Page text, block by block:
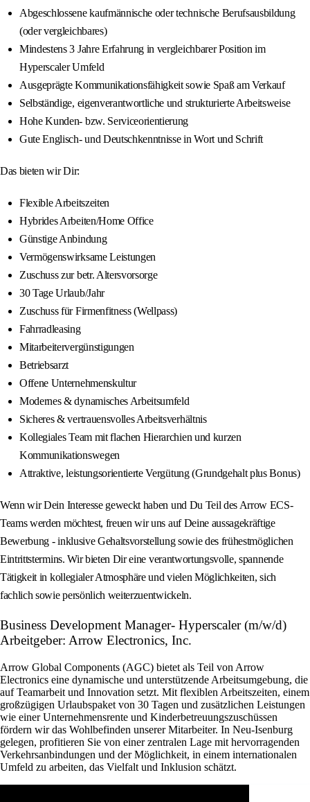
Abgeschlossene kaufmännische oder technische Berufsausbildung
(oder vergleichbares)
Mindestens 3 Jahre Erfahrung in vergleichbarer Position im
Hyperscaler Umfeld
Ausgeprägte Kommunikationsfähigkeit sowie Spaß am Verkauf
Selbständige, eigenverantwortliche und strukturierte Arbeitsweise
Hohe Kunden- bzw. Serviceorientierung
Gute Englisch- und Deutschkenntnisse in Wort und Schrift
Das bieten wir Dir:
Flexible Arbeitszeiten
Hybrides Arbeiten/Home Office
Günstige Anbindung
Vermögenswirksame Leistungen
Zuschuss zur betr. Altersvorsorge
30 Tage Urlaub/Jahr
Zuschuss für Firmenfitness (Wellpass)
Fahrradleasing
Mitarbeitervergünstigungen
Betriebsarzt
Offene Unternehmenskultur
Modernes & dynamisches Arbeitsumfeld
Sicheres & vertrauensvolles Arbeitsverhältnis
Kollegiales Team mit flachen Hierarchien und kurzen
Kommunikationswegen
Attraktive, leistungsorientierte Vergütung (Grundgehalt plus Bonus)
Wenn wir Dein Interesse geweckt haben und Du Teil des Arrow ECS-
Teams werden möchtest, freuen wir uns auf Deine aussagekräftige
Bewerbung - inklusive Gehaltsvorstellung sowie des frühestmöglichen
Eintrittstermins. Wir bieten Dir eine verantwortungsvolle, spannende
Tätigkeit in kollegialer Atmosphäre und vielen Möglichkeiten, sich
fachlich sowie persönlich weiterzuentwickeln.
Business Development Manager- Hyperscaler (m/w/d)
Arbeitgeber: Arrow Electronics, Inc.
Arrow Global Components (AGC) bietet als Teil von Arrow
Electronics eine dynamische und unterstützende Arbeitsumgebung, die
auf Teamarbeit und Innovation setzt. Mit flexiblen Arbeitszeiten, einem
großzügigen Urlaubspaket von 30 Tagen und zusätzlichen Leistungen
wie einer Unternehmensrente und Kinderbetreuungszuschüssen
fördern wir das Wohlbefinden unserer Mitarbeiter. In Neu-Isenburg
gelegen, profitieren Sie von einer zentralen Lage mit hervorragenden
Verkehrsanbindungen und der Möglichkeit, in einem internationalen
Umfeld zu arbeiten, das Vielfalt und Inklusion schätzt.